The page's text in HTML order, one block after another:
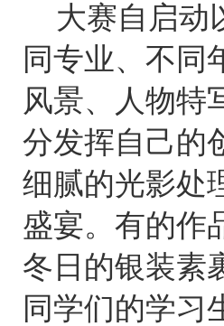
大赛自启动
同专业、不同
风景、人物特
分发挥自己的
细腻的光影处
盛宴。有的作
冬日的银装素
同学们的学习